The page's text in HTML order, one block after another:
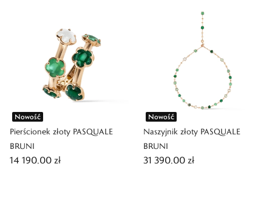
Nowość
Pierścionek złoty PASQUALE
BRUNI
14 190,00 zł
Nowość
Naszyjnik złoty PASQUALE
BRUNI
31 390,00 zł